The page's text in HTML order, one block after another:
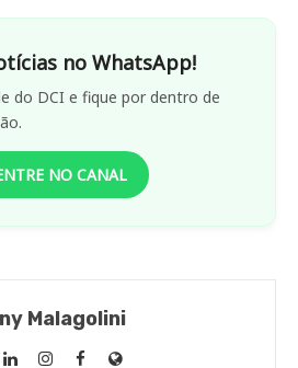
no WhatsApp!
do DCI e fique por dentro de
NO CANAL
Malagolini
AnnyAnnyAnnySite